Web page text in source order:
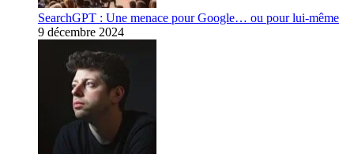
SearchGPT : Une menace pour Google… ou pour lui-même
9 décembre 2024